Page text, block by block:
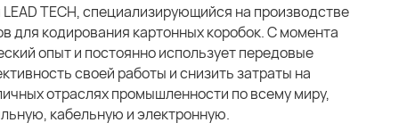
TECH, специализирующийся на производстве
для кодирования картонных коробок. С момента
опыт и постоянно использует передовые
своей работы и снизить затраты на
отраслях промышленности по всему миру,
кабельную и электронную.